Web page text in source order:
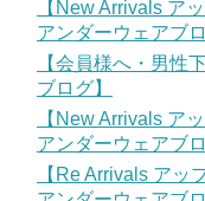
【New Arrivals ア
アンダーウェアブロ
【会員様へ・男性
ブログ】
【New Arrivals ア
アンダーウェアブロ
【Re Arrivals アッ